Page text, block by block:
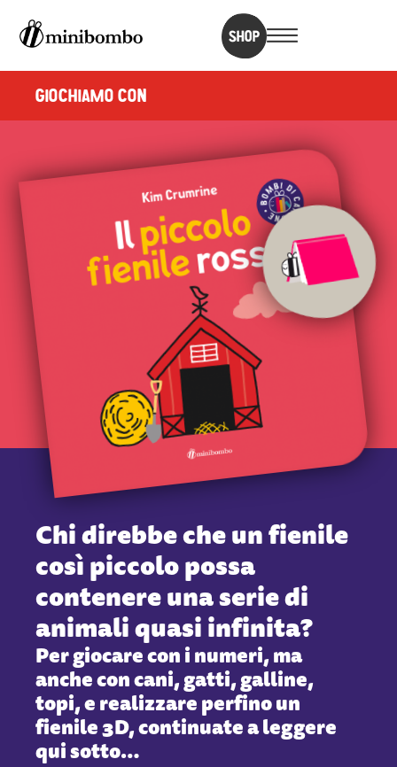
SHOP
GIOCHIAMO CON
Chi direbbe che un fienile
così piccolo possa
contenere una serie di
animali quasi infinita?
Per giocare con i numeri, ma
anche con cani, gatti, galline,
topi, e realizzare perfino un
fienile 3D, continuate a leggere
qui sotto…